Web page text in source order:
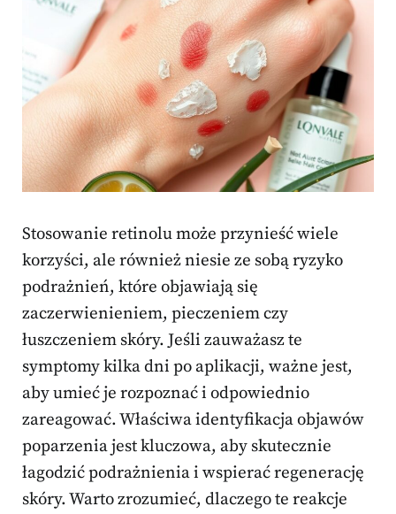
Stosowanie retinolu może przynieść wiele
korzyści, ale również niesie ze sobą ryzyko
podrażnień, które objawiają się
zaczerwienieniem, pieczeniem czy
łuszczeniem skóry. Jeśli zauważasz te
symptomy kilka dni po aplikacji, ważne jest,
aby umieć je rozpoznać i odpowiednio
zareagować. Właściwa identyfikacja objawów
poparzenia jest kluczowa, aby skutecznie
łagodzić podrażnienia i wspierać regenerację
skóry. Warto zrozumieć, dlaczego te reakcje